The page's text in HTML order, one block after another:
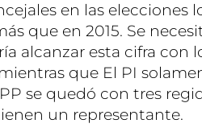
en las elecciones
que en 2015. Se
alcanzar esta cifra con
que El PI
se quedó con tres
un representante.